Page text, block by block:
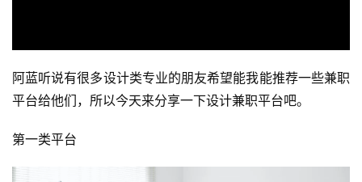
阿蓝听说有很多设计类专业的朋友希望能我能推荐一些兼职
平台给他们，所以今天来分享一下设计兼职平台吧。
第一类平台